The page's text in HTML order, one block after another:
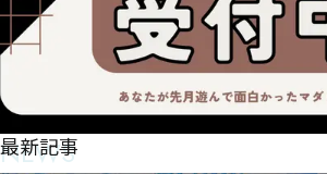
NEWS
最新記事